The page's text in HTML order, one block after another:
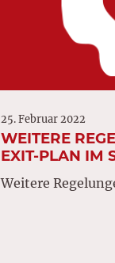
25. Februar 2022
WEITERE
EXIT-PLAN IM
Weitere